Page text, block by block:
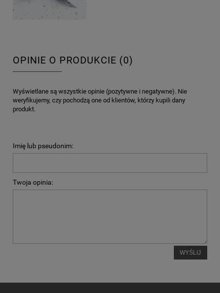
OPINIE O PRODUKCIE (0)
Wyświetlane są wszystkie opinie (pozytywne i negatywne). Nie
weryfikujemy, czy pochodzą one od klientów, którzy kupili dany
produkt.
Imię lub pseudonim:
Twoja opinia:
WYŚLIJ